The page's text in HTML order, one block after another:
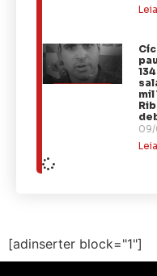
mil
[adinserter block="1"]